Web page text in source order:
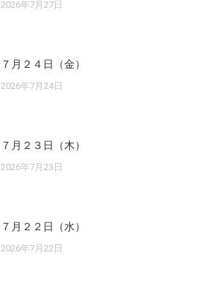
2026年7月27日
７月２４日（金）
2026年7月24日
７月２３日（木）
2026年7月23日
７月２２日（水）
2026年7月22日